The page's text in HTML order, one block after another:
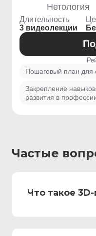
Нетология
Длительность
3 видеолекции
Пошаговый план для
Закрепление
развития в
Частые
Что такое